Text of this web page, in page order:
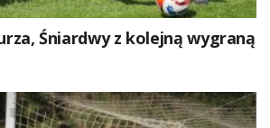
Śniardwy z kolejną wygraną